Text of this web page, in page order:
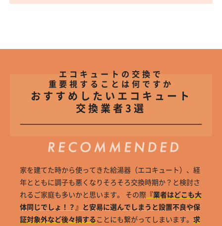
エコキュートの交換で
重要視することは何ですか
おすすめしたいエコキュート
交換業者3選
家を建てた時から使ってきた給湯器（エコキュート）、経
年とともに調子も悪くなりそろそろ交換時期か？と検討さ
れるご家庭も多いかと思います。 その際 『業者はどこも大
体同じでしょ！？』と安易に選んでしまうと設置不良や保
証対象外など後々損することにも繋がってしまいます。 求